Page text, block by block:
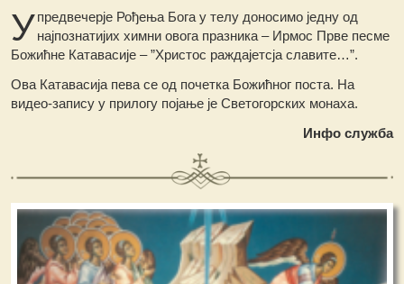
Упредвечерје Рођења Бога у телу доносимо једну од
најпознатијих химни овога празника – Ирмос Прве песме
Божићне Катавасије – ”Христос раждајетсја славите…”.
Ова Катавасија пева се од почетка Божићног поста. На
видео-запису у прилогу појање је Светогорских монаха.
Инфо служба